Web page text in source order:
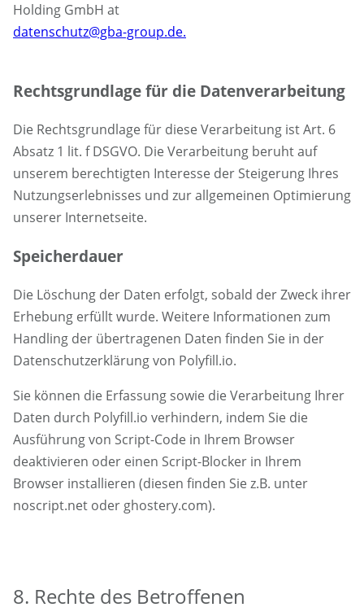
Holding GmbH at
datenschutz@gba-group.de.
Rechtsgrundlage für die Datenverarbeitung
Die Rechtsgrundlage für diese Verarbeitung ist Art. 6
Absatz 1 lit. f DSGVO. Die Verarbeitung beruht auf
unserem berechtigten Interesse der Steigerung Ihres
Nutzungserlebnisses und zur allgemeinen Optimierung
unserer Internetseite.
Speicherdauer
Die Löschung der Daten erfolgt, sobald der Zweck ihrer
Erhebung erfüllt wurde. Weitere Informationen zum
Handling der übertragenen Daten finden Sie in der
Datenschutzerklärung von Polyfill.io.
Sie können die Erfassung sowie die Verarbeitung Ihrer
Daten durch Polyfill.io verhindern, indem Sie die
Ausführung von Script-Code in Ihrem Browser
deaktivieren oder einen Script-Blocker in Ihrem
Browser installieren (diesen finden Sie z.B. unter
noscript.net oder ghostery.com).
8. Rechte des Betroffenen